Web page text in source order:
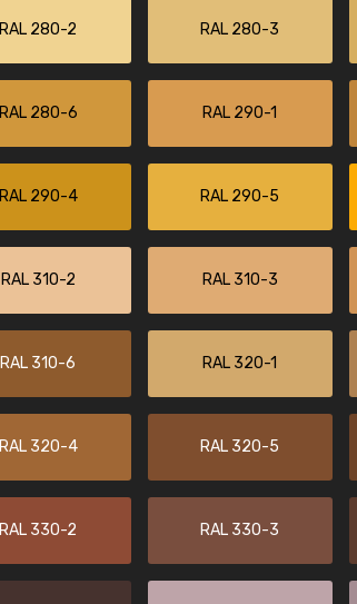
RAL 280-2 RAL 280-3
RAL 280-6 RAL 290-1
RAL 290-4 RAL 290-5
RAL 310-2 RAL 310-3
RAL 310-6 RAL 320-1
RAL 320-4 RAL 320-5
RAL 330-2 RAL 330-3